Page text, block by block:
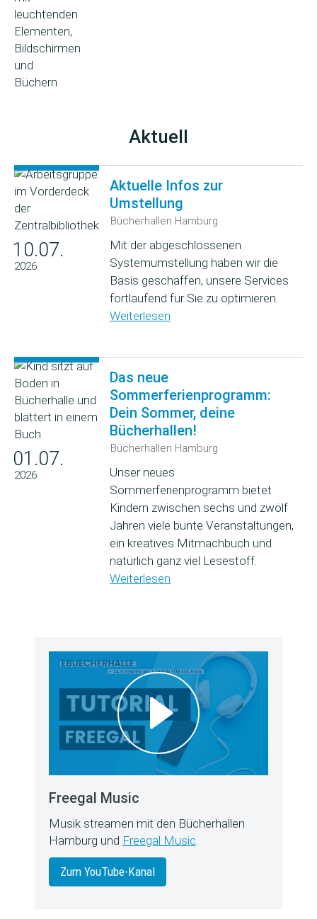
Aktuell
10.07.
2026
Aktuelle Infos zur
Umstellung
Bücherhallen Hamburg
Mit der abgeschlossenen
Systemumstellung haben wir die
Basis geschaffen, unsere Services
fortlaufend für Sie zu optimieren.
Weiterlesen
01.07.
2026
Das neue
Sommerferienprogramm:
Dein Sommer, deine
Bücherhallen!
Bücherhallen Hamburg
Unser neues
Sommerferienprogramm bietet
Kindern zwischen sechs und zwölf
Jahren viele bunte Veranstaltungen,
ein kreatives Mitmachbuch und
natürlich ganz viel Lesestoff.
Weiterlesen
Freegal Music
Musik streamen mit den Bücherhallen
Hamburg und Freegal Music
Zum YouTube-Kanal